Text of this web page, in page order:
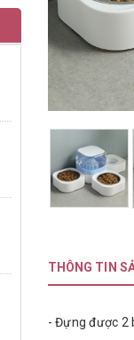
THÔNG TIN
- Đựng được 2